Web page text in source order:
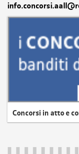
Concorsi in atto e